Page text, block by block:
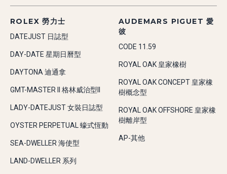
ROLEX 勞力士
DATEJUST 日誌型
DAY-DATE 星期日曆型
DAYTONA 迪通拿
GMT-MASTER II 格林威治型II
LADY-DATEJUST 女裝日誌型
OYSTER PERPETUAL 蠔式恆動
SEA-DWELLER 海使型
LAND-DWELLER 系列
AUDEMARS PIGUET 愛
彼
CODE 11.59
ROYAL OAK 皇家橡樹
ROYAL OAK CONCEPT 皇家橡
樹概念型
ROYAL OAK OFFSHORE 皇家橡
樹離岸型
AP-其他